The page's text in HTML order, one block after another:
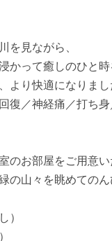
を見ながら、
かって癒しのひと時
より快適になりまし
復／神経痛／打ち
のお部屋をご用意い
の山々を眺めてのん
）